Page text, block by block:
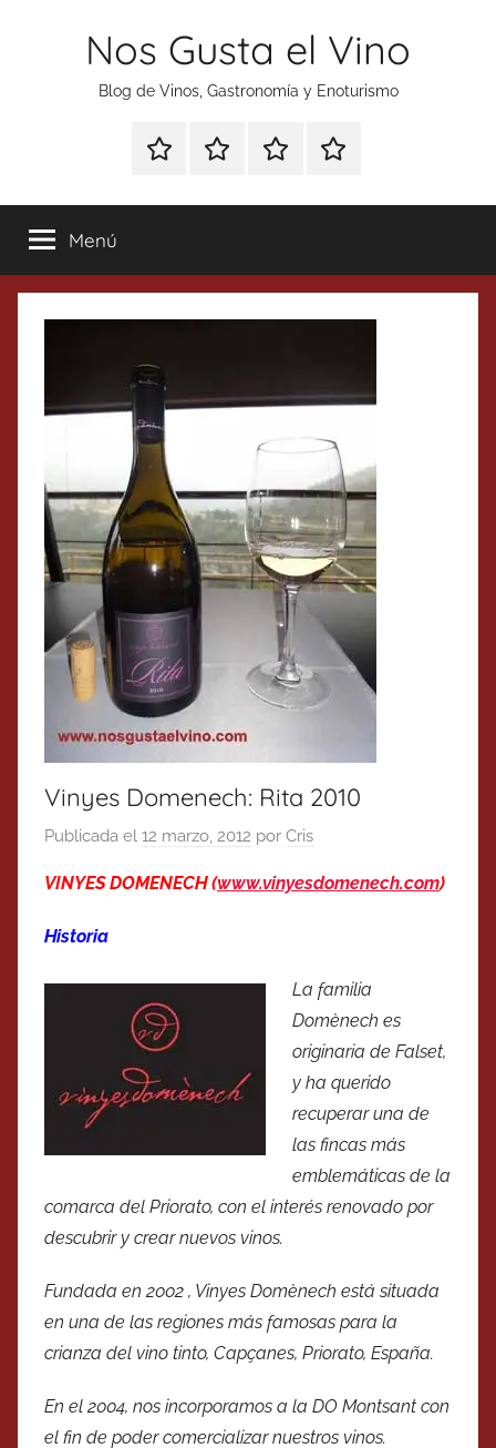
Nos Gusta el Vino
Blog de Vinos, Gastronomía y Enoturismo
Especial
Tonics
Enoturismo
Gastronomía
RankingContacto
Menú
Vinyes Domenech: Rita 2010
Publicada el 12 marzo, 2012 por Cris
VINYES DOMENECH (www.vinyesdomenech.com)
Historia
La familia
Domènech es
originaria de Falset,
y ha querido
recuperar una de
las fincas más
emblemáticas de la
comarca del Priorato, con el interés renovado por
descubrir y crear nuevos vinos.
Fundada en 2002 , Vinyes Domènech está situada
en una de las regiones más famosas para la
crianza del vino tinto, Capçanes, Priorato, España.
En el 2004, nos incorporamos a la DO Montsant con
el fin de poder comercializar nuestros vinos.